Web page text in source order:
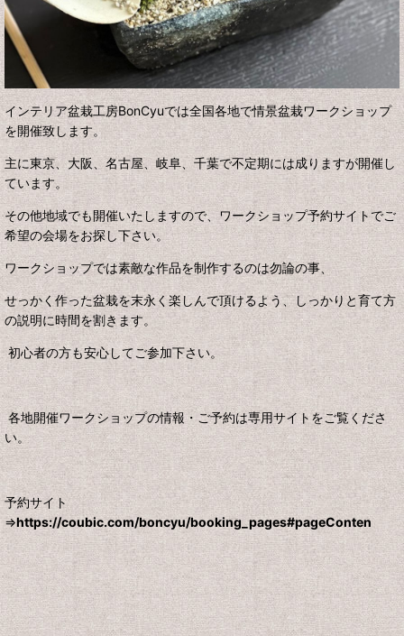
インテリア盆栽工房BonCyuでは全国各地で情景盆栽ワークショップ
を開催致します。
主に東京、大阪、名古屋、岐阜、千葉で不定期には成りますが開催し
ています。
その他地域でも開催いたしますので、ワークショップ予約サイトでご
希望の会場をお探し下さい。
ワークショップでは素敵な作品を制作するのは勿論の事、
せっかく作った盆栽を末永く楽 しんで頂けるよう、 しっかりと育て方
の説明に時間を割きます。
初心者の方も安心してご参加下さい。
各地開催ワークショップの情報・ご予約は専用サイトをご覧くださ
い。
予約サイト
⇒https://coubic.com/boncyu/booking_pages#pageConten